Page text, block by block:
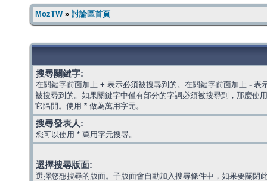
MozTW» 討論區首頁
搜尋關鍵字:
在關鍵字前面加上 + 表示必須被搜尋到的。在關鍵字前面加上 - 表
被搜尋到的。如果關鍵字中僅有部分的字詞必須被搜尋到，那麼使
它隔開。使用 * 做為萬用字元。
搜尋發表人:
您可以使用 * 萬用字元搜尋。
選擇搜尋版面:
選擇您想搜尋的版面。子版面會自動加入搜尋條件中，如果要關閉